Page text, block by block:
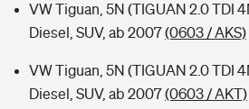
Sie haben Fragen?
Zur Übersicht
VW Tiguan, 5N (TIGUAN 2.0 TDI
Diesel, SUV, ab 2007(0603 / AKS)
VW Tiguan, 5N (TIGUAN 2.0 TDI
Diesel, SUV, ab 2007(0603 / AKT)